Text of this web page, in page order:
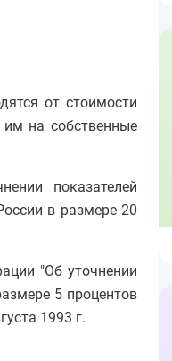
от стоимости
им на собственные
показателей
в размере 20
"Об уточнении
5 процентов
1993 г.